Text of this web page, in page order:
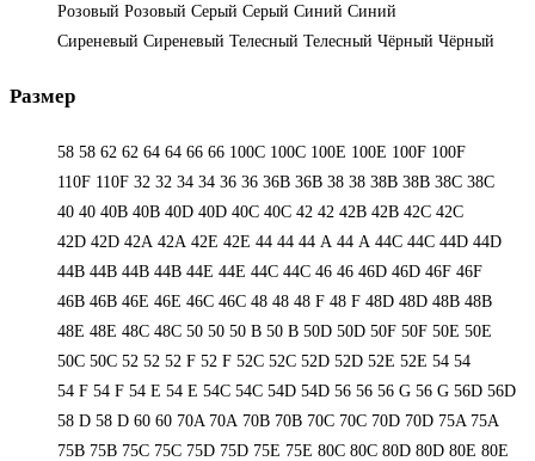
Розовый Розовый Серый Серый Синий Синий
Сиреневый Сиреневый Телесный Телесный Чёрный Чёрный
Размер
58 58 62 62 64 64 66 66 100C 100C 100E 100E 100F 100F
110F 110F 32 32 34 34 36 36 36B 36B 38 38 38B 38B 38С 38С
40 40 40B 40B 40D 40D 40С 40С 42 42 42B 42B 42C 42C
42D 42D 42А 42А 42Е 42Е 44 44 44 А 44 А 44C 44C 44D 44D
44В 44В 44В 44В 44Е 44Е 44С 44С 46 46 46D 46D 46F 46F
46В 46В 46Е 46Е 46С 46С 48 48 48 F 48 F 48D 48D 48В 48В
48Е 48Е 48С 48С 50 50 50 B 50 B 50D 50D 50F 50F 50Е 50Е
50С 50С 52 52 52 F 52 F 52C 52C 52D 52D 52E 52E 54 54
54 F 54 F 54 Е 54 Е 54C 54C 54D 54D 56 56 56 G 56 G 56D 56D
58 D 58 D 60 60 70A 70A 70B 70B 70C 70C 70D 70D 75A 75A
75B 75B 75C 75C 75D 75D 75E 75E 80C 80C 80D 80D 80E 80E